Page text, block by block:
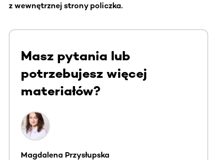
z wewnętrznej strony policzka.
Masz pytania lub
potrzebujesz więcej
materiałów?
Magdalena Przysłupska